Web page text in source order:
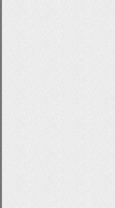
.blue:hover{
color: #333;
background:-
background:-moz-
background:-ms-
background:-o-
-webkit-border-
-moz-border-
-o-border-radius
border-radius:
text-decoration:
}
.yellow{text-
block;padding:3px;
color:#fde910;}